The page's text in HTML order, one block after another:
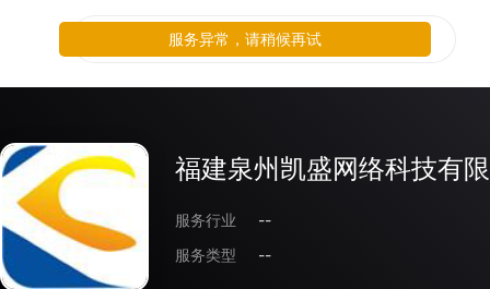
福建泉州凯盛网络科技有
服务行业
--
服务类型
--
服务异常，请稍候再试